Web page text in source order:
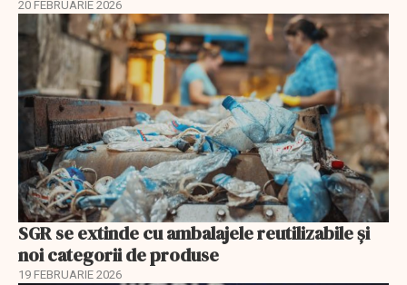
20 FEBRUARIE 2026
SGR se extinde cu ambalajele reutilizabile și
noi categorii de produse
19 FEBRUARIE 2026